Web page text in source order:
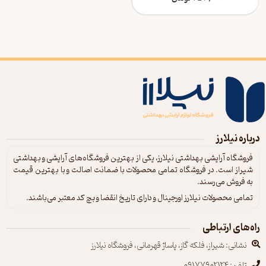
درباره نیلارز
فروشگاه آرایشی بهداشتی نیلارز، یکی از بهترین فروشگاه‌های آرایشی و بهداشتی
شیراز است. در فروشگاه تمامی محصولات با ضمانت اصالت و با بهترین قیمت
به فروش می‌رسند.
تمامی محصولات نیلارز اورجینال و دارای تاریخ انقضا و بچ کد معتبر می‌باشند.
راه‌های ارتباطی
نشانی: شیراز، فلکه گاز، پاساژ قهرمانی، فروشگاه نیلارز